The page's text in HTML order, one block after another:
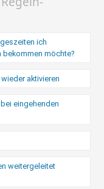
ich
bekommen möchte?
aktivieren
eingehenden
weitergeleitet